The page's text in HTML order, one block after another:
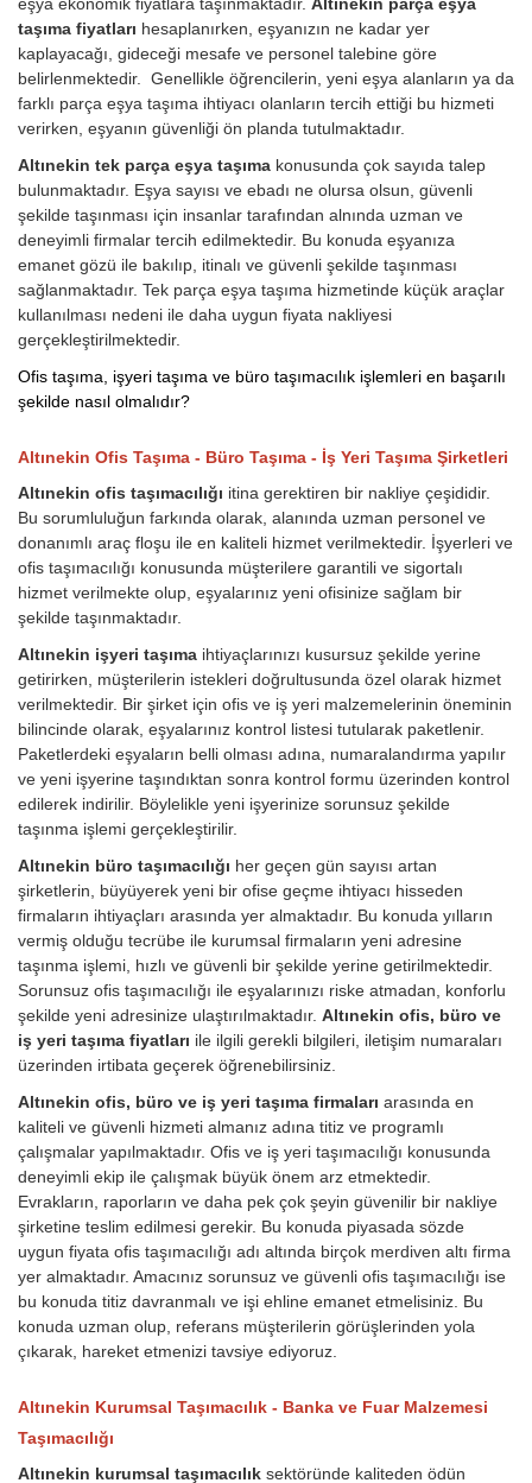
taşıma fiyatları hesaplanırken, eşyanızın ne kadar yer
kaplayacağı, gideceği mesafe ve personel talebine göre
belirlenmektedir. Genellikle öğrencilerin, yeni eşya alanların ya da
farklı parça eşya taşıma ihtiyacı olanların tercih ettiği bu hizmeti
verirken, eşyanın güvenliği ön planda tutulmaktadır.
Altınekin tek parça eşya taşıma konusunda çok sayıda talep
bulunmaktadır. Eşya sayısı ve ebadı ne olursa olsun, güvenli
şekilde taşınması için insanlar tarafından alnında uzman ve
deneyimli firmalar tercih edilmektedir. Bu konuda eşyanıza
emanet gözü ile bakılıp, itinalı ve güvenli şekilde taşınması
sağlanmaktadır. Tek parça eşya taşıma hizmetinde küçük araçlar
kullanılması nedeni ile daha uygun fiyata nakliyesi
gerçekleştirilmektedir.
Ofis taşıma, işyeri taşıma ve büro taşımacılık işlemleri en başarılı
şekilde nasıl olmalıdır?
Altınekin Ofis Taşıma - Büro Taşıma - İş Yeri Taşıma Şirketleri
Altınekin ofis taşımacılığı itina gerektiren bir nakliye çeşididir.
Bu sorumluluğun farkında olarak, alanında uzman personel ve
donanımlı araç floşu ile en kaliteli hizmet verilmektedir. İşyerleri ve
ofis taşımacılığı konusunda müşterilere garantili ve sigortalı
hizmet verilmekte olup, eşyalarınız yeni ofisinize sağlam bir
şekilde taşınmaktadır.
Altınekin işyeri taşıma ihtiyaçlarınızı kusursuz şekilde yerine
getirirken, müşterilerin istekleri doğrultusunda özel olarak hizmet
verilmektedir. Bir şirket için ofis ve iş yeri malzemelerinin öneminin
bilincinde olarak, eşyalarınız kontrol listesi tutularak paketlenir.
Paketlerdeki eşyaların belli olması adına, numaralandırma yapılır
ve yeni işyerine taşındıktan sonra kontrol formu üzerinden kontrol
edilerek indirilir. Böylelikle yeni işyerinize sorunsuz şekilde
taşınma işlemi gerçekleştirilir.
Altınekin büro taşımacılığı her geçen gün sayısı artan
şirketlerin, büyüyerek yeni bir ofise geçme ihtiyacı hisseden
firmaların ihtiyaçları arasında yer almaktadır. Bu konuda yılların
vermiş olduğu tecrübe ile kurumsal firmaların yeni adresine
taşınma işlemi, hızlı ve güvenli bir şekilde yerine getirilmektedir.
Sorunsuz ofis taşımacılığı ile eşyalarınızı riske atmadan, konforlu
şekilde yeni adresinize ulaştırılmaktadır. Altınekin ofis, büro ve
iş yeri taşıma fiyatları ile ilgili gerekli bilgileri, iletişim numaraları
üzerinden irtibata geçerek öğrenebilirsiniz.
Altınekin ofis, büro ve iş yeri taşıma firmaları arasında en
kaliteli ve güvenli hizmeti almanız adına titiz ve programlı
çalışmalar yapılmaktadır. Ofis ve iş yeri taşımacılığı konusunda
deneyimli ekip ile çalışmak büyük önem arz etmektedir.
Evrakların, raporların ve daha pek çok şeyin güvenilir bir nakliye
şirketine teslim edilmesi gerekir. Bu konuda piyasada sözde
uygun fiyata ofis taşımacılığı adı altında birçok merdiven altı firma
yer almaktadır. Amacınız sorunsuz ve güvenli ofis taşımacılığı ise
bu konuda titiz davranmalı ve işi ehline emanet etmelisiniz. Bu
konuda uzman olup, referans müşterilerin görüşlerinden yola
çıkarak, hareket etmenizi tavsiye ediyoruz.
Altınekin Kurumsal Taşımacılık - Banka ve Fuar Malzemesi
Taşımacılığı
Altınekin kurumsal taşımacılık sektöründe kaliteden ödün